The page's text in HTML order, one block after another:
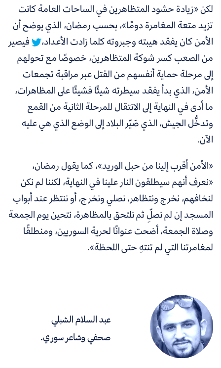
عبد السلام الشبلي
صحفي وشاعر سوري.
لكن «زيادة حشود المتظاهرين في الساحات العامة كانت
تزيد متعة المغامرة دومًا»، بحسب رمضان، الذي يوضح أن
الأمن كان يفقد هيبته وجبروته كلما زادت الأعداد،
فيصير
من الصعب كسر شوكة المتظاهرين، خصوصًا مع تحولهم
إلى مرحلة حماية أنفسهم من القتل عبر مراقبة تجمعات
الأمن، الذي بدأ يفقد سيطرته شيئًا فشيئًا على المظاهرات،
ما أدى في النهاية إلى الانتقال للمرحلة الثانية من القمع
وتدخُّل الجيش، الذي صَيّر البلاد إلى الوضع الذي هي عليه
الآن.
«الأمن أقرب إلينا من حبل الوريد»، كما يقول رمضان،
«نعرف أنهم سيطلقون النار علينا في النهاية، لكننا لم نكن
لنخافهم، نخرج ونتظاهر، نصلي ونخرج، أو ننتظر عند أبواب
المسجد إن لم نصلِّ ثم نلتحق بالمظاهرة، نتحين يوم الجمعة
وصلاة الجمعة، أضحت عنوانًا لحرية السوريين، ومنطلقًا
لمغامرتنا التي لم تنتهِ حتى اللحظة».